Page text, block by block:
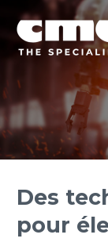
Des
pour